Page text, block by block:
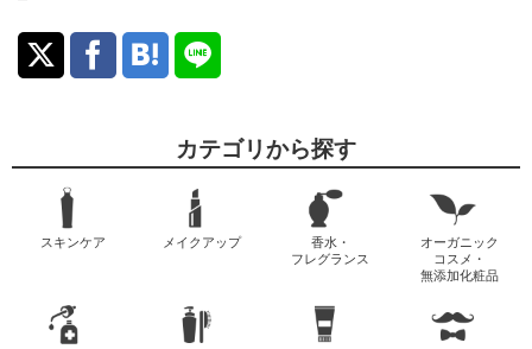
カテゴリから探す
スキンケア メイクアップ
香水・
フレグランス
オーガニック
コスメ・
無添加化粧品